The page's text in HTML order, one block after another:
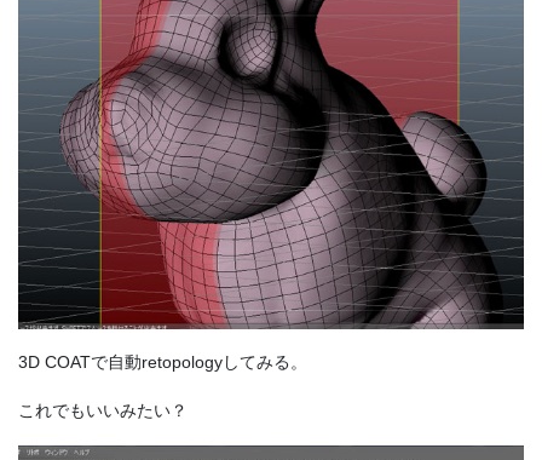
3D COATで自動retopologyしてみる。
これでもいいみたい？